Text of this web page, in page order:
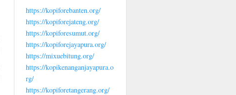
https://kopiforebanten.org/
https://kopiforejateng.org/
https://kopiforesumut.org/
https://kopiforejayapura.org/
https://mixuebitung.org/
https://kopikenanganjayapura.o
rg/
https://kopiforetangerang.org/